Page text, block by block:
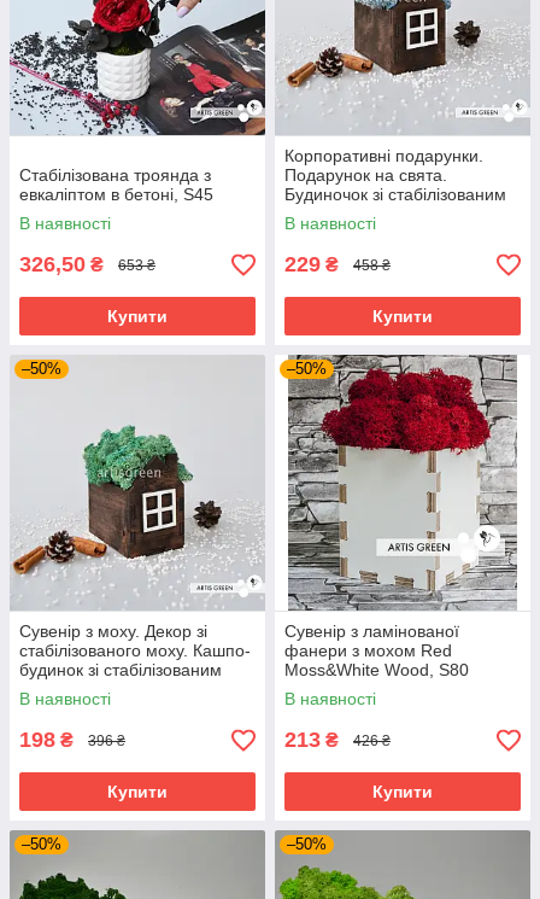
Стабілізована троянда з
евкаліптом в бетоні, S45
В наявності
326,50 ₴ 653 ₴
Купити
Корпоративні подарунки.
Подарунок на свята.
Будиночок зі стабілізованим
мохом, блакитний
В наявності
229 ₴ 458 ₴
Купити
–50%
Сувенір з моху. Декор зі
стабілізованого моху. Кашпо-
будинок зі стабілізованим
мохом, бірюзовий.
Корпоративні подарунки.
В наявності
198 ₴ 396 ₴
Купити
–50%
Сувенір з ламінованої
фанери з мохом Red
Moss&White Wood, S80
В наявності
213 ₴ 426 ₴
Купити
–50% –50%